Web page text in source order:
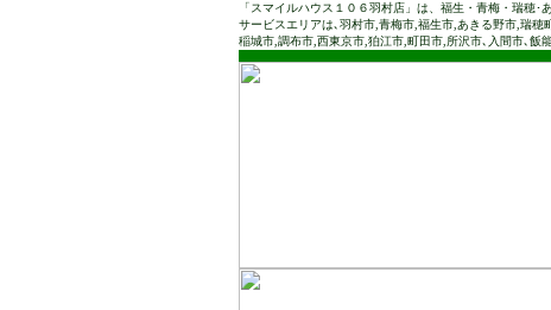
「スマイルハウス１０６羽村店」は、福生・青梅・瑞穂
サービスエリアは､羽村市,青梅市,福生市,あきる野市,瑞
稲城市,調布市,西東京市,狛江市,町田市,所沢市､入間市､飯